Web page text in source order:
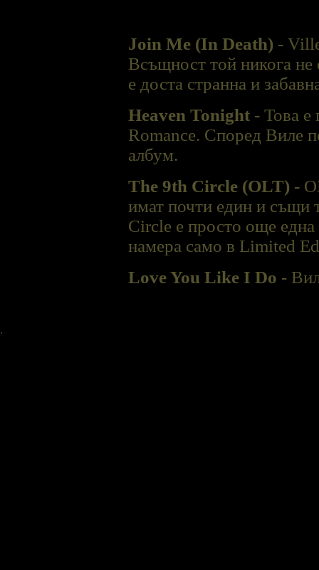
Join Me (In Death) -
Всъщност той никога не
е доста странна и
Heaven Tonight - Това е
Romance. Според Виле
албум.
The 9th Circle (OLT) -
имат почти един и същи
Circle е просто още
намера само в Limited
Love You Like I Do -
.